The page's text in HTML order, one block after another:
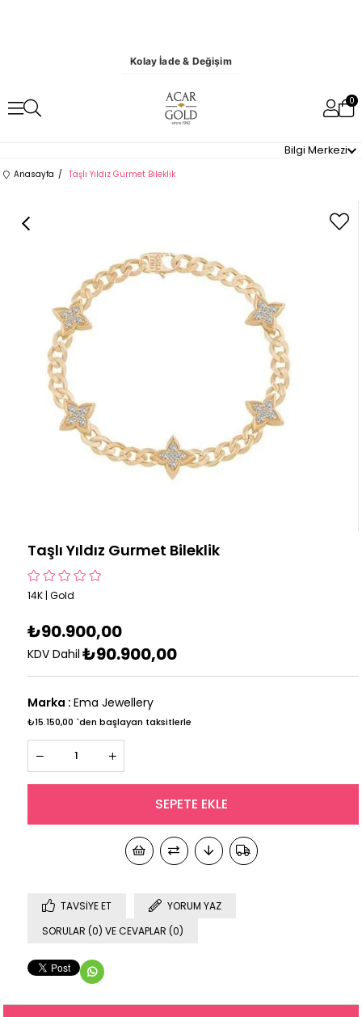
Kolay İade & Değişim
0
Bilgi Merkezi
Anasayfa Taşlı Yıldız Gurmet Bileklik
Taşlı Yıldız Gurmet Bileklik
14K | Gold
₺90.900,00
KDV Dahil ₺90.900,00
Marka : Ema Jewellery
₺15.150,00 `den başlayan taksitlerle
TAVSIYE ET
YORUM YAZ
SORULAR (0) VE CEVAPLAR (0)